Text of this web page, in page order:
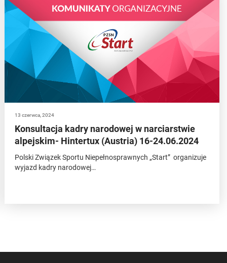
13 czerwca, 2024
Konsultacja kadry narodowej w narciarstwie
alpejskim- Hintertux (Austria) 16-24.06.2024
Polski Związek Sportu Niepełnosprawnych „Start” organizuje
wyjazd kadry narodowej…